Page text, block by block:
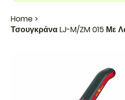
Home >
Τσουγκράνα LJ-M/ZM 015 Με